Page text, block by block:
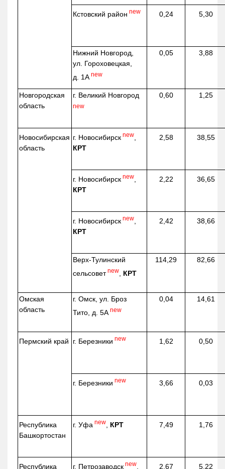
Кстовский район new 0,24 5,30
Нижний Новгород,
ул. Гороховецкая,
д. 1А new
0,05 3,88
Новгородская
область
г. Великий Новгород
new
0,60 1,25
Новосибирская
область
г. Новосибирск new
КРТ
2,58 38,55
г. Новосибирск new
КРТ
2,22 36,65
г. Новосибирск new
КРТ
2,42 38,66
Верх-Тулинский
сельсовет new КРТ
114,29 82,66
Омская
область
г. Омск, ул. Броз
Тито, д. 5А new
0,04 14,61
Пермский край г. Березники new 1,62 0,50
г. Березники new 3,66 0,03
Республика
Башкортостан
г. Уфа new КРТ 7,49 1,76
Республика г. Петрозаводск new 2,67 5,22